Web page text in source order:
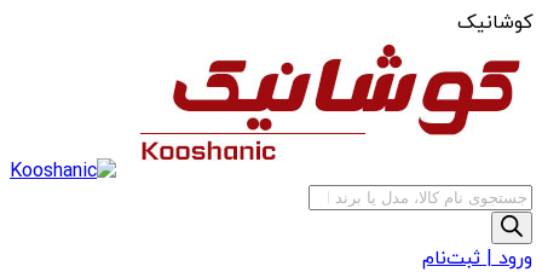
کوشانیک
جستجوی
محصولات
ورود | ثبت‌نام